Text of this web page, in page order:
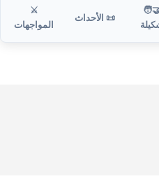
📜 الأحداث
⚔️
المواجهات